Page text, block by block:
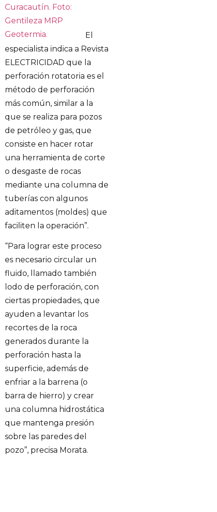
El
especialista indica a Revista
ELECTRICIDAD que la
perforación rotatoria es el
método de perforación
más común, similar a la
que se realiza para pozos
de petróleo y gas, que
consiste en hacer rotar
una herramienta de corte
o desgaste de rocas
mediante una columna de
tuberías con algunos
aditamentos (moldes) que
faciliten la operación”.
“Para lograr este proceso
es necesario circular un
fluido, llamado también
lodo de perforación, con
ciertas propiedades, que
ayuden a levantar los
recortes de la roca
generados durante la
perforación hasta la
superficie, además de
enfriar a la barrena (o
barra de hierro) y crear
una columna hidrostática
que mantenga presión
sobre las paredes del
pozo”, precisa Morata.